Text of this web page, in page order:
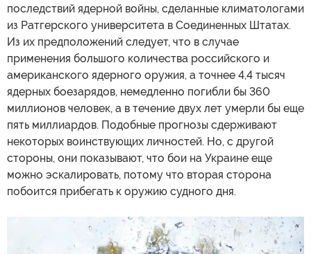
последствий ядерной войны, сделанные климатологами
из Ратгерского университета в Соединенных Штатах.
Из их предположений следует, что в случае
применения большого количества российского и
американского ядерного оружия, а точнее 4,4 тысяч
ядерных боезарядов, немедленно погибли бы 360
миллионов человек, а в течение двух лет умерли бы еще
пять миллиардов. Подобные прогнозы сдерживают
некоторых воинствующих личностей. Но, с другой
стороны, они показывают, что бои на Украине еще
можно эскалировать, потому что вторая сторона
побоится прибегать к оружию судного дня.